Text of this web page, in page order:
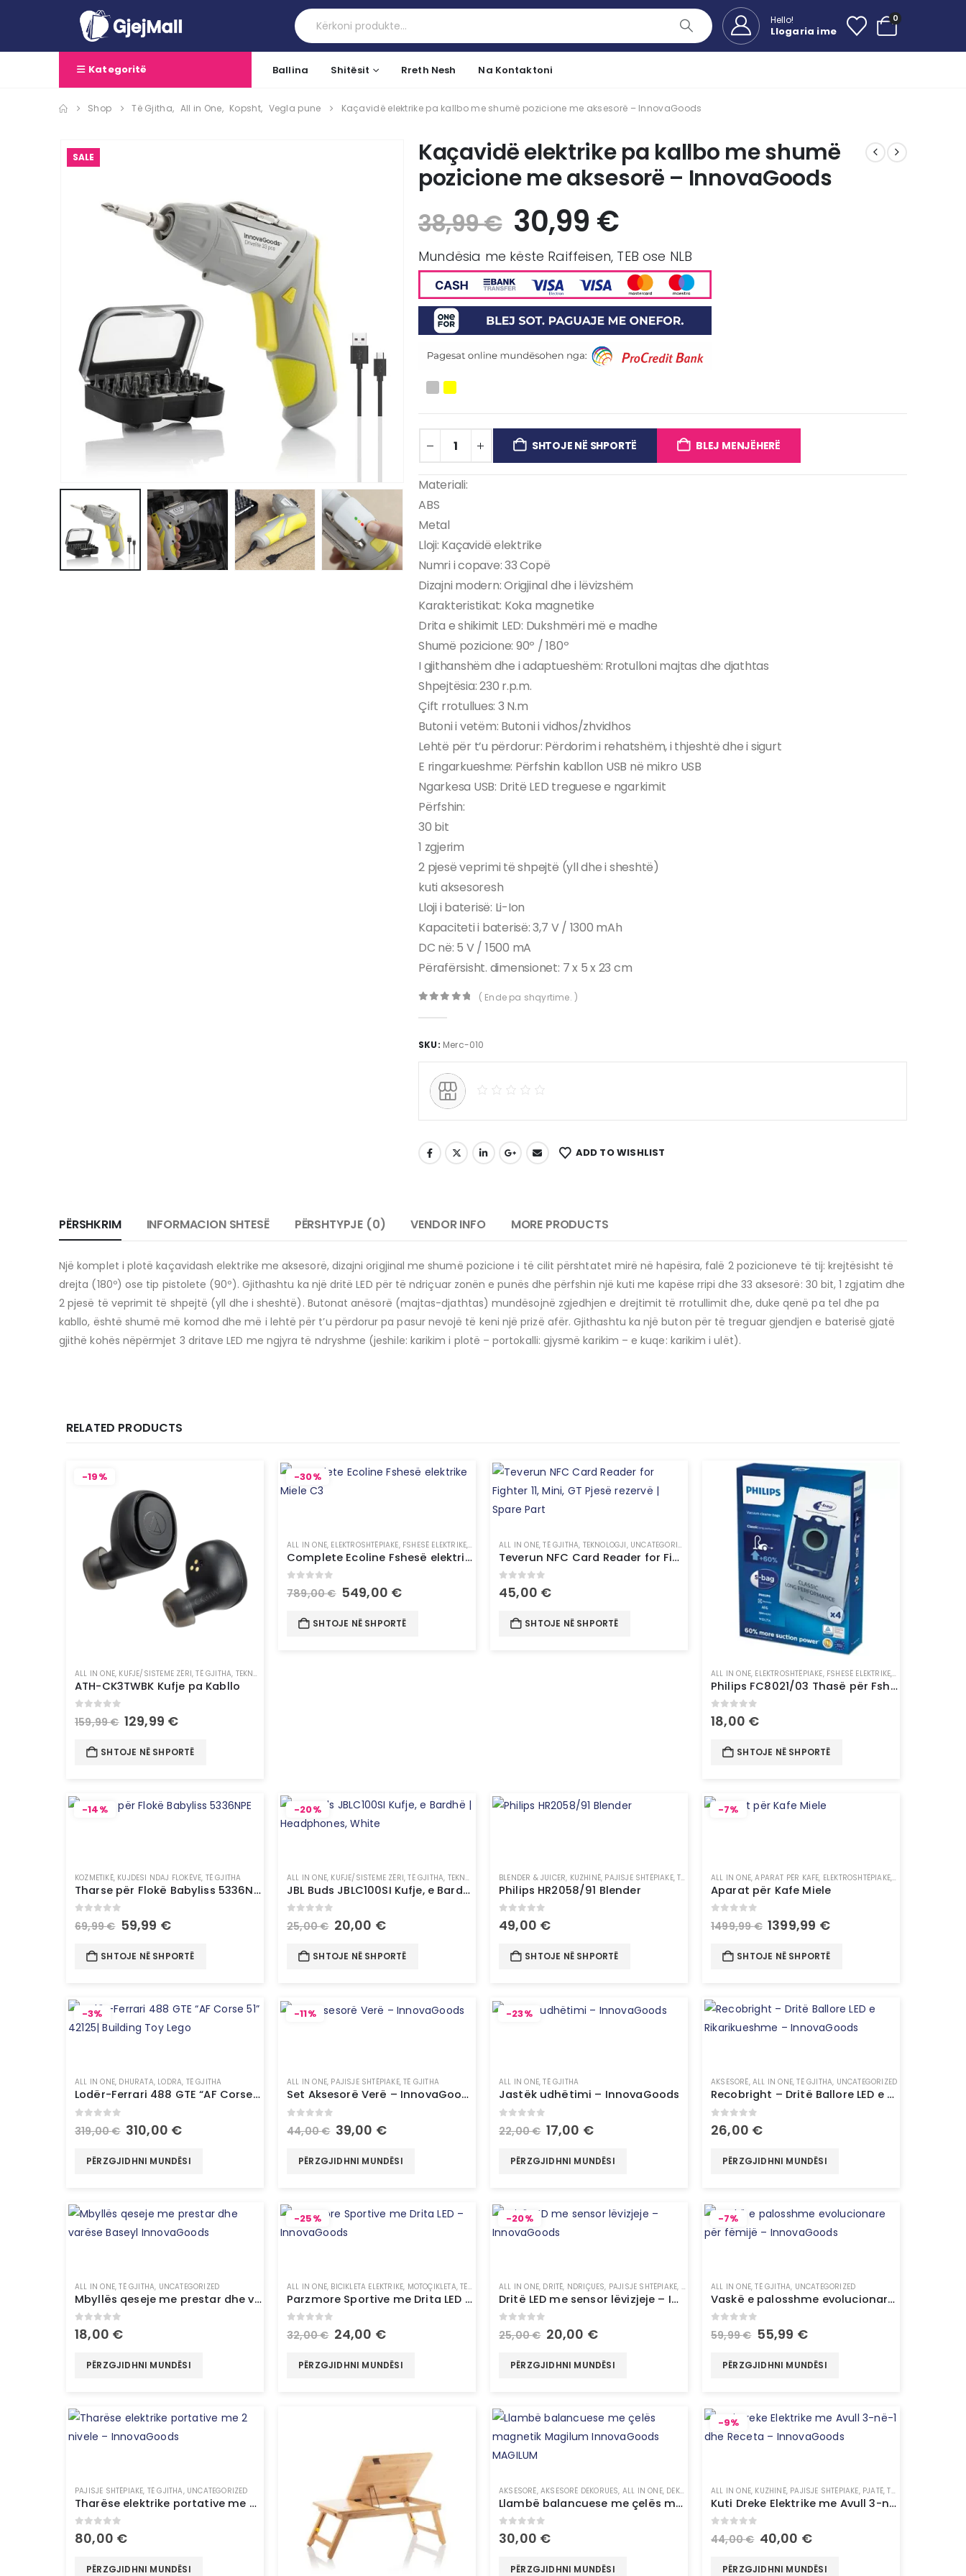
Hello!
Llogaria ime
0
Kategoritë Ballina Shitësit Rreth Nesh Na Kontaktoni
Shop Të Gjitha, All in One, Kopsht, Vegla pune Kaçavidë elektrike pa kallbo me shumë pozicione me aksesorë – InnovaGoods
SALE
Kaçavidë elektrike pa kallbo me shumë
pozicione me aksesorë – InnovaGoods
38,99€ 30,99 €
Mundësia me këste Raiffeisen, TEB ose NLB
SHTOJE NË SHPORTË BLEJ MENJËHERË
Materiali:
ABS
Metal
Lloji: Kaçavidë elektrike
Numri i copave: 33 Copë
Dizajni modern: Origjinal dhe i lëvizshëm
Karakteristikat: Koka magnetike
Drita e shikimit LED: Dukshmëri më e madhe
Shumë pozicione: 90º / 180º
I gjithanshëm dhe i adaptueshëm: Rrotulloni majtas dhe djathtas
Shpejtësia: 230 r.p.m.
Çift rrotullues: 3 N.m
Butoni i vetëm: Butoni i vidhos/zhvidhos
Lehtë për t’u përdorur: Përdorim i rehatshëm, i thjeshtë dhe i sigurt
E ringarkueshme: Përfshin kabllon USB në mikro USB
Ngarkesa USB: Dritë LED treguese e ngarkimit
Përfshin:
30 bit
1 zgjerim
2 pjesë veprimi të shpejtë (yll dhe i sheshtë)
kuti aksesoresh
Lloji i baterisë: Li-Ion
Kapaciteti i baterisë: 3,7 V / 1300 mAh
DC në: 5 V / 1500 mA
Përafërsisht. dimensionet: 7 x 5 x 23 cm
( Ende pa shqyrtime. )
SKU: Merc-010
ADD TO WISHLIST
PËRSHKRIM INFORMACION SHTESË PËRSHTYPJE (0) VENDOR INFO MORE PRODUCTS
Një komplet i plotë kaçavidash elektrike me aksesorë, dizajni origjinal me shumë pozicione i të cilit përshtatet mirë në hapësira, falë 2 pozicioneve të tij: krejtësisht të
drejta (180º) ose tip pistolete (90º). Gjithashtu ka një dritë LED për të ndriçuar zonën e punës dhe përfshin një kuti me kapëse rripi dhe 33 aksesorë: 30 bit, 1 zgjatim dhe
2 pjesë të veprimit të shpejtë (yll dhe i sheshtë). Butonat anësorë (majtas-djathtas) mundësojnë zgjedhjen e drejtimit të rrotullimit dhe, duke qenë pa tel dhe pa
kabllo, është shumë më komod dhe më i lehtë për t’u përdorur pa pasur nevojë të keni një prizë afër. Gjithashtu ka një buton për të treguar gjendjen e baterisë gjatë
gjithë kohës nëpërmjet 3 dritave LED me ngjyra të ndryshme (jeshile: karikim i plotë – portokalli: gjysmë karikim – e kuqe: karikim i ulët).
RELATED PRODUCTS
-19%
ALL IN ONE, KUFJE/SISTEME ZËRI,TË GJITHA, TEKNOLOGJI
ATH-CK3TWBK Kufje pa Kabllo
out of 5
159,99€ 129,99 €
SHTOJE NË SHPORTË
-30%
ALL IN ONE, ELEKTROSHTËPIAKE, FSHESË ELEKTRIKE, PAJISJE SHTËPIAKE,TË GJITHA, UNCATEGORIZED
Complete Ecoline Fshesë elektrike Miele C3
out of 5
789,00€ 549,00 €
SHTOJE NË SHPORTË
ALL IN ONE,TË GJITHA, TEKNOLOGJI, UNCATEGORIZED
Teverun NFC Card Reader for Fighter 11, Mini, GT Pjesë rezervë | Spare Part
out of 5
45,00 €
SHTOJE NË SHPORTË
ALL IN ONE, ELEKTROSHTËPIAKE, FSHESË ELEKTRIKE, PAJISJE SHTËPIAKE
Philips FC8021/03 Thasë për Fshesë Elektrike | Vacuum Cleaner Bags
0out of 5
18,00 €
SHTOJE NË SHPORTË
-14%
KOZMETIKË, KUJDESI NDAJ FLOKËVE, TË GJITHA
Tharse për Flokë Babyliss 5336NPE
out of 5
69,99€ 59,99 €
SHTOJE NË SHPORTË
-20%
ALL IN ONE, KUFJE/SISTEME ZËRI,TË GJITHA, TEKNOLOGJI
JBL Buds JBLC100SI Kufje, e Bardhë | Headphones, White
out of 5
25,00€ 20,00 €
SHTOJE NË SHPORTË
BLENDER & JUICER, KUZHINË, PAJISJE SHTËPIAKE,TË GJITHA
Philips HR2058/91 Blender
out of 5
49,00 €
SHTOJE NË SHPORTË
-7%
ALL IN ONE,APARAT PËR KAFE, ELEKTROSHTËPIAKE, PAJISJE SHTËPIAKE
Aparat për Kafe Miele
out of 5
1499,99€ 1399,99 €
SHTOJE NË SHPORTË
-3%
ALL IN ONE, DHURATA, LODRA, TË GJITHA
Lodër-Ferrari 488 GTE “AF Corse 51” 42125| Building Toy Lego
out of 5
319,00€ 310,00 €
PËRZGJIDHNI MUNDËSI
-11%
ALL IN ONE, PAJISJE SHTËPIAKE,TË GJITHA
Set Aksesorë Verë – InnovaGoods
out of 5
44,00€ 39,00 €
PËRZGJIDHNI MUNDËSI
-23%
ALL IN ONE,TË GJITHA
Jastëk udhëtimi – InnovaGoods
22,00€ 17,00 €
PËRZGJIDHNI MUNDËSI
AKSESORË,ALL IN ONE,TË GJITHA, UNCATEGORIZED
Recobright – Dritë Ballore LED e Rikarikueshme – InnovaGoods
out of 5
26,00 €
PËRZGJIDHNI MUNDËSI
ALL IN ONE,TË GJITHA, UNCATEGORIZED
Mbyllës qeseje me prestar dhe varëse Baseyl InnovaGoods
0out of 5
18,00 €
PËRZGJIDHNI MUNDËSI
-25%
ALL IN ONE, BICIKLETA ELEKTRIKE, MOTOÇIKLETA,TË GJITHA ,UNCATEGORIZED
Parzmore Sportive me Drita LED – InnovaGoods
out of 5
32,00€ 24,00 €
PËRZGJIDHNI MUNDËSI
-20%
ALL IN ONE, DRITË, NDRIÇUES, PAJISJE SHTËPIAKE, TË GJITHA,UNCATEGORIZED
Dritë LED me sensor lëvizjeje – InnovaGoods
out of 5
25,00€ 20,00 €
PËRZGJIDHNI MUNDËSI
-7%
ALL IN ONE,TË GJITHA, UNCATEGORIZED
Vaskë e palosshme evolucionare për fëmijë – InnovaGoods
out of 5
59,99€ 55,99 €
PËRZGJIDHNI MUNDËSI
PAJISJE SHTËPIAKE, TË GJITHA, UNCATEGORIZED
Tharëse elektrike portative me 2 nivele – InnovaGoods
0 out of 5
80,00 €
PËRZGJIDHNI MUNDËSI
AKSESORË,AKSESORË DEKORUES, ALL IN ONE, DEKORE LLAMPË ,NDRIÇUES,PAJISJE SHTËPIAKE,TË GJITHA
Llambë balancuese me çelës magnetik Magilum InnovaGoods MAGILUM
0 out of 5
30,00 €
PËRZGJIDHNI MUNDËSI
-9%
ALL IN ONE, KUZHINË, PAJISJE SHTËPIAKE, PJATË,TË GJITHA
Kuti Dreke Elektrike me Avull 3-në-1 dhe Receta – InnovaGoods
44,00€ 40,00 €
PËRZGJIDHNI MUNDËSI